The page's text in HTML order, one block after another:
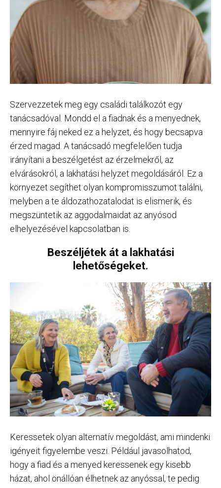
Szervezzetek meg egy családi találkozót egy
tanácsadóval. Mondd el a fiadnak és a menyednek,
mennyire fáj neked ez a helyzet, és hogy becsapva
érzed magad. A tanácsadó megfelelően tudja
irányítani a beszélgetést az érzelmekről, az
elvárásokról, a lakhatási helyzet megoldásáról. Ez a
környezet segíthet olyan kompromisszumot találni,
melyben a te áldozathozatalodat is elismerik, és
megszüntetik az aggodalmaidat az anyósod
elhelyezésével kapcsolatban is.
Beszéljétek át a lakhatási
lehetőségeket.
Keressetek olyan alternatív megoldást, ami mindenki
igényeit figyelembe veszi. Például javasolhatod,
hogy a fiad és a menyed keressenek egy kisebb
házat, ahol önállóan élhetnek az anyóssal, te pedig